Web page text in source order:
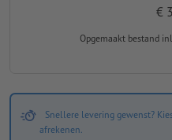
€
Opgemaakt bestand
Snellere levering gewenst?
afrekenen.